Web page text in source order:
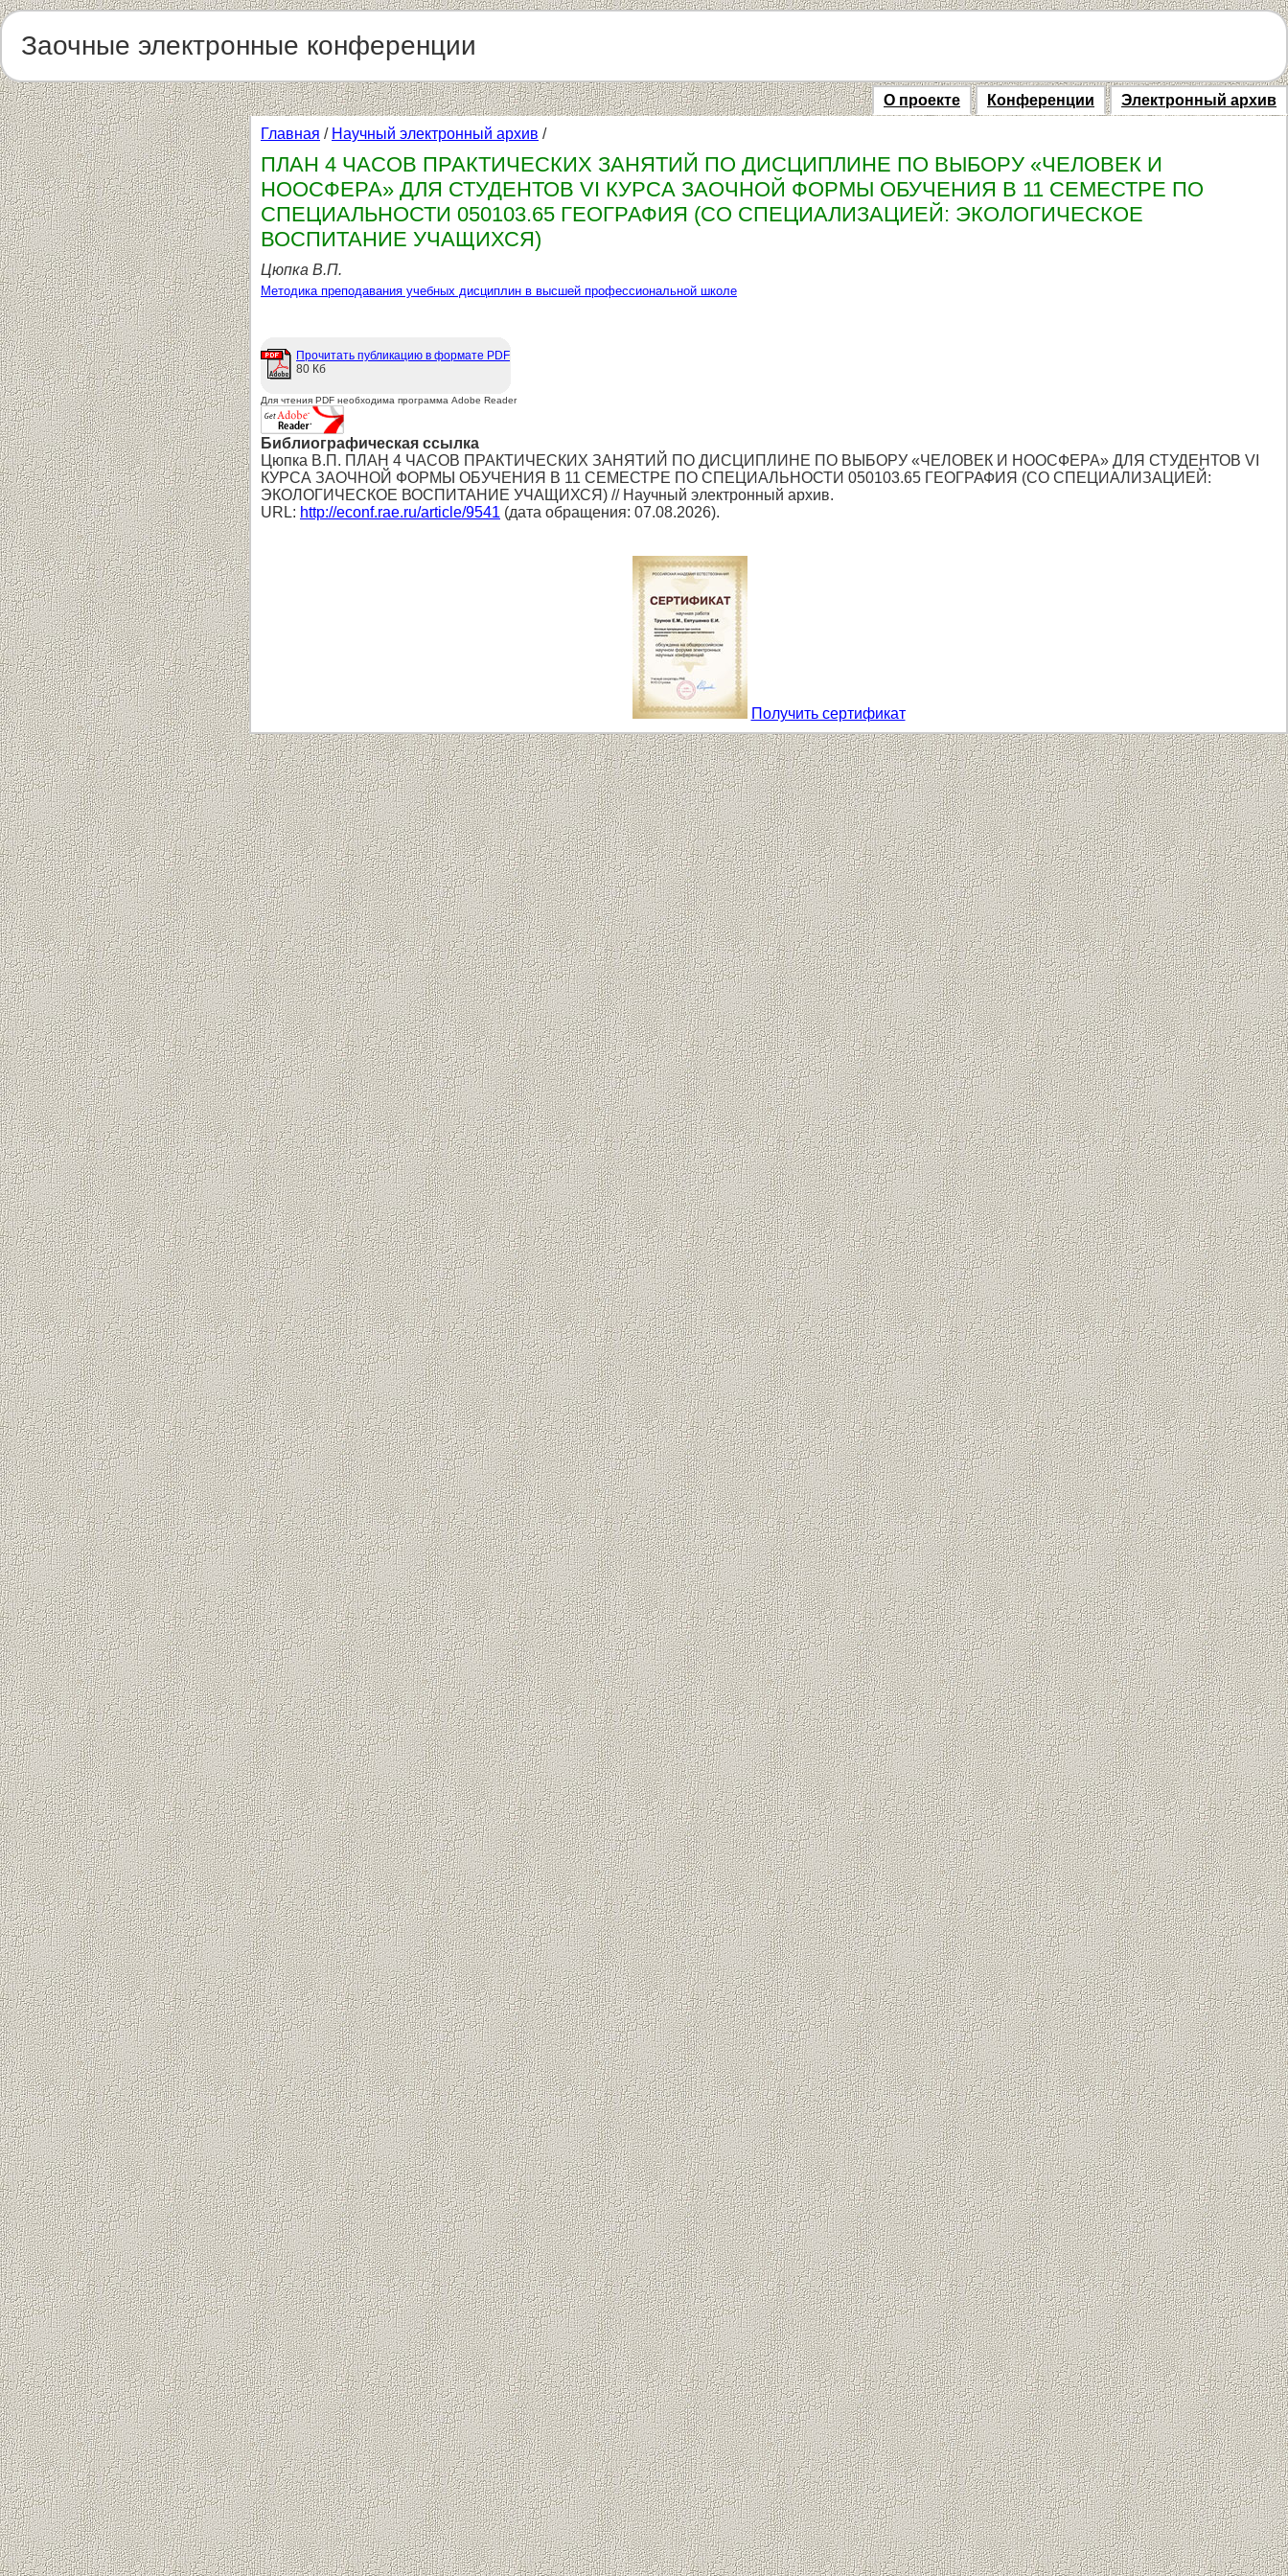
Заочные электронные конференции
О проекте Конференции Электронный архив
Главная / Научный электронный архив /
ПЛАН 4 ЧАСОВ ПРАКТИЧЕСКИХ ЗАНЯТИЙ ПО ДИСЦИПЛИНЕ ПО ВЫБОРУ «ЧЕЛОВЕК И
НООСФЕРА» ДЛЯ СТУДЕНТОВ VI КУРСА ЗАОЧНОЙ ФОРМЫ ОБУЧЕНИЯ В 11 СЕМЕСТРЕ ПО
СПЕЦИАЛЬНОСТИ 050103.65 ГЕОГРАФИЯ (СО СПЕЦИАЛИЗАЦИЕЙ: ЭКОЛОГИЧЕСКОЕ
ВОСПИТАНИЕ УЧАЩИХСЯ)
Цюпка В.П.
Методика преподавания учебных дисциплин в высшей профессиональной школе
Прочитать публикацию в формате PDF
80 Кб
Для чтения PDF необходима программа Adobe Reader
Библиографическая ссылка
Цюпка В.П. ПЛАН 4 ЧАСОВ ПРАКТИЧЕСКИХ ЗАНЯТИЙ ПО ДИСЦИПЛИНЕ ПО ВЫБОРУ «ЧЕЛОВЕК И НООСФЕРА» ДЛЯ СТУДЕНТОВ VI
КУРСА ЗАОЧНОЙ ФОРМЫ ОБУЧЕНИЯ В 11 СЕМЕСТРЕ ПО СПЕЦИАЛЬНОСТИ 050103.65 ГЕОГРАФИЯ (СО СПЕЦИАЛИЗАЦИЕЙ:
ЭКОЛОГИЧЕСКОЕ ВОСПИТАНИЕ УЧАЩИХСЯ) // Научный электронный архив.
URL: http://econf.rae.ru/article/9541 (дата обращения: 07.08.2026).
Получить сертификат